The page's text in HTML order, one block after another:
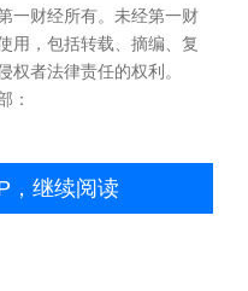
一财经所有。未经第一财
用，包括转载、摘编、复
权者法律责任的权利。
：
，继续阅读